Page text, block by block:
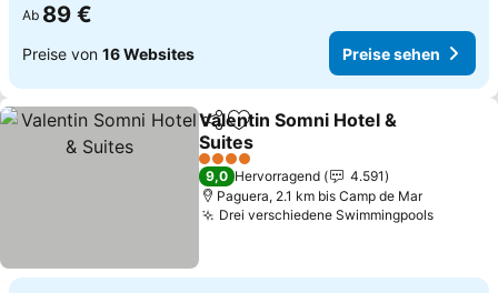
Ab 89 €
Preise von 16 Websites Preise sehen
TeilenZu Favoriten hinzufügen
Valentin Somni Hotel &
Suites
4 Sterne
9,0 Hervorragend
4.591
Paguera, 2.1 km bis Camp de Mar
Drei verschiedene Swimmingpools